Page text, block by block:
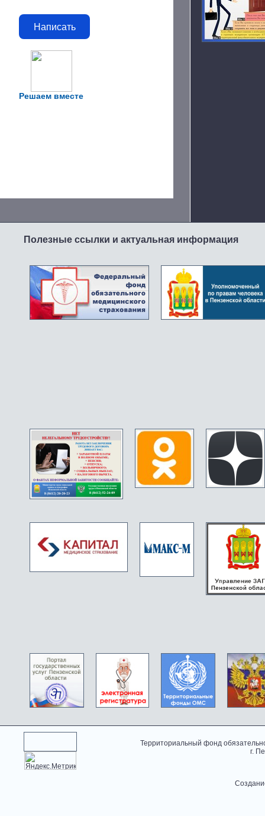
Решаем вместе
Написать
Полезные ссылки и актуальная информация
Территориальный фонд
г.